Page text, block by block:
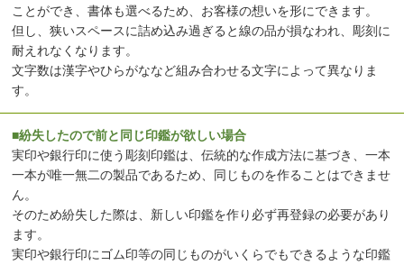
ことができ、書体も選べるため、お客様の想いを形にできます。
但し、狭いスペースに詰め込み過ぎると線の品が損なわれ、彫刻に
耐えれなくなります。
文字数は漢字やひらがななど組み合わせる文字によって異なりま
す。
■紛失したので前と同じ印鑑が欲しい場合
実印や銀行印に使う彫刻印鑑は、伝統的な作成方法に基づき、一本
一本が唯一無二の製品であるため、同じものを作ることはできませ
ん。
そのため紛失した際は、新しい印鑑を作り必ず再登録の必要があり
ます。
実印や銀行印にゴム印等の同じものがいくらでもできるような印鑑